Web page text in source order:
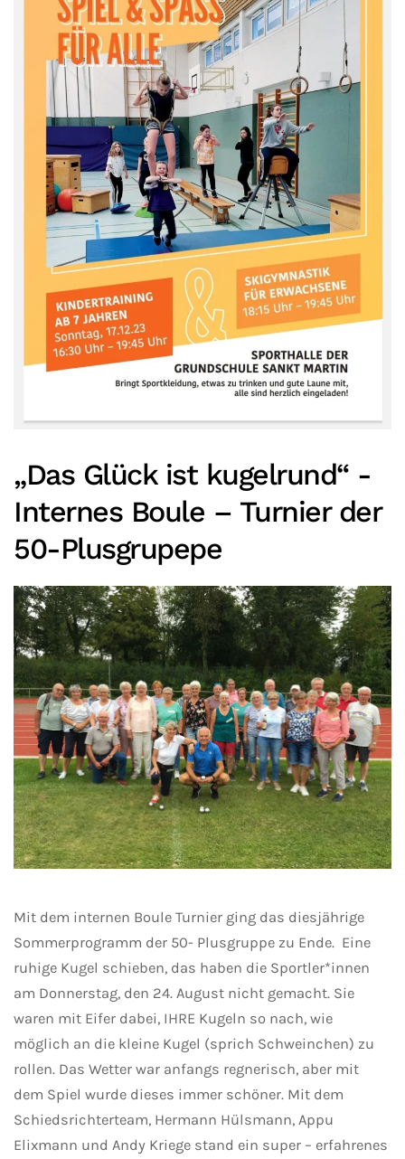
„Das Glück ist kugelrund“ -
Internes Boule – Turnier der
50-Plusgrupepe
Mit dem internen Boule Turnier ging das diesjährige
Sommerprogramm der 50- Plusgruppe zu Ende. Eine
ruhige Kugel schieben, das haben die Sportler*innen
am Donnerstag, den 24. August nicht gemacht. Sie
waren mit Eifer dabei, IHRE Kugeln so nach, wie
möglich an die kleine Kugel (sprich Schweinchen) zu
rollen. Das Wetter war anfangs regnerisch, aber mit
dem Spiel wurde dieses immer schöner. Mit dem
Schiedsrichterteam, Hermann Hülsmann, Appu
Elixmann und Andy Kriege stand ein super – erfahrenes